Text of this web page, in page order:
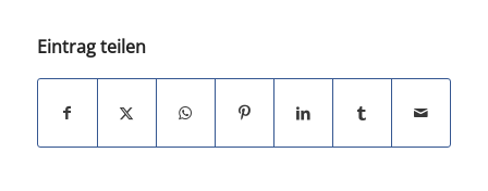
Eintrag teilen